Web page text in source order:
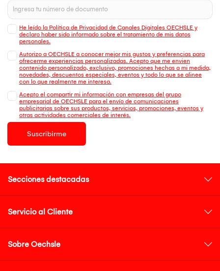
He leído la Política de Privacidad de Canales Digitales OECHSLE y
declaro haber sido informado sobre el tratamiento de mis datos
personales.
Autorizo a OECHSLE a conocer mejor mis gustos y preferencias para
ofrecerme experiencias personalizadas. Acepto que me envien
contenido personalizado, exclusivo, promociones hechas a mi medida,
novedades, descuentos especiales, eventos y todo lo que se alinee
con lo que realmente me interesa.
Acepto el compartir mi información con empresas del grupo
empresarial de OECHSLE para el envío de comunicaciones
publicitarias sobre sus productos, servicios, promociones, eventos y
otras actividades comerciales de interés.
Suscribirme
Secciones destacadas
Servicio al Cliente
Sobre Oechsle